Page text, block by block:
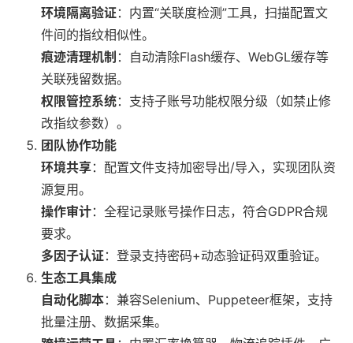
环境隔离验证：内置“关联度检测”工具，扫描配置文
件间的指纹相似性。
痕迹清理机制 ：自动清除Flash缓存、WebGL缓存等
关联残留数据。
权限管控系统：支持子账号功能权限分级（如禁止修
改指纹参数）。
团队协作功能
环境共享：配置文件支持加密导出/导入，实现团队资
源复用。
操作审计：全程记录账号操作日志，符合GDPR合规
要求。
多因子认证：登录支持密码+动态验证码双重验证。
生态工具集成
自动化脚本：兼容Selenium、Puppeteer框架，支持
批量注册、数据采集。